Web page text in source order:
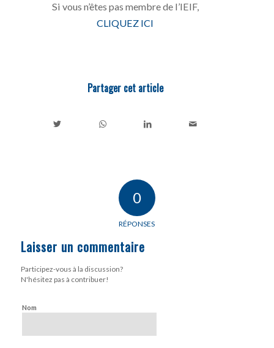
Si vous n’êtes pas membre de l’IEIF,
CLIQUEZ ICI
Partager cet article
0
RÉPONSES
Laisser un commentaire
Participez-vous à la discussion?
N'hésitez pas à contribuer!
Nom